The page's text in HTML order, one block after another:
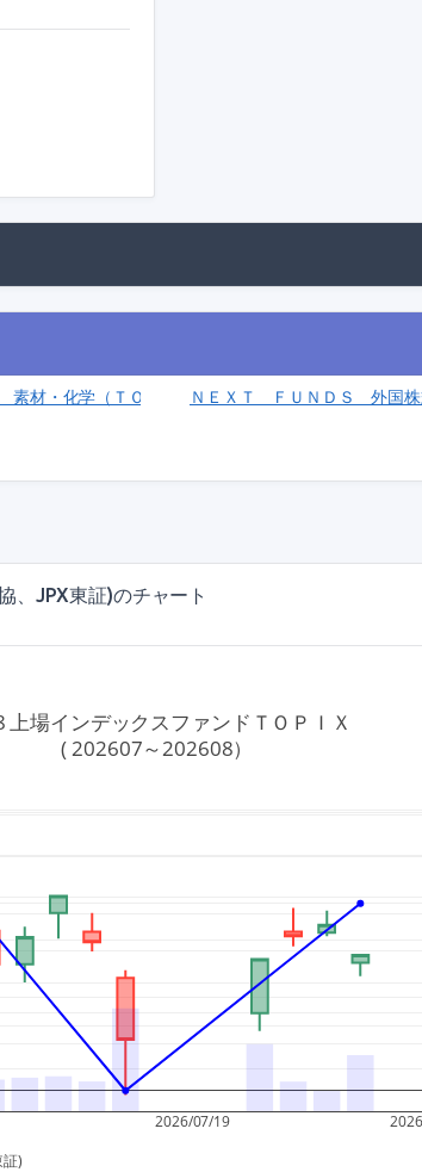
材・化学（ＴＯＰＩＸ－１７）上場投信(1620)
ＮＥＸＴ ＦＵＮＤＳ 外国株
、JPX東証)のチャート
2026/07/19
証)
上場インデックスファンドＴＯＰＩＸ
( 202607～202608）